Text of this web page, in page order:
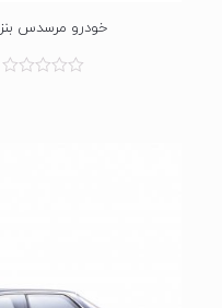
خودرو مرسدس بنز S 350 اتوماتیک سال 2012